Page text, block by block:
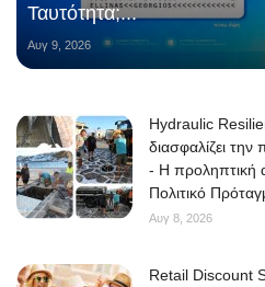
Ταυτότητα;...
Αυγ 9, 2026
Hydraulic
διασφαλίζει την
- Η προληπτική
Πολιτικό
Αυγ 8, 2026
Retail Discount